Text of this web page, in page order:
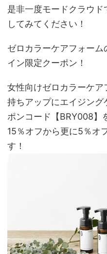
是非一度モードクラウ
してみてください！
ゼロカラーケアフォー
イン限定クーポン！
女性向けゼロカラーケ
持ちアップにエイジン
ポンコード【BRY008】
15％オフから更に5％オ
す！